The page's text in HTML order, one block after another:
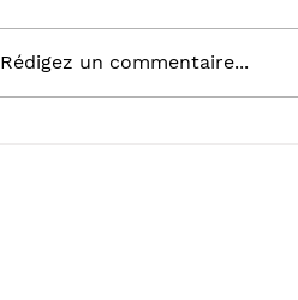
Rédigez un commentaire...